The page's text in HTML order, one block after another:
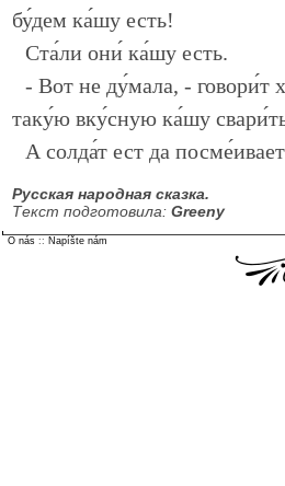
бу́дем ка́шу есть!
Ста́ли они́ ка́шу есть.
- Вот не ду́мала, - говори́т
таку́ю вку́сную ка́шу
А солда́т ест да
Русская народная сказка.
Текст подготовила: Greeny
O nás :: Napíšte nám